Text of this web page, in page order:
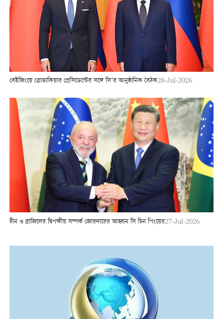
বেইজিংয়ে স্লোভাকিয়ার প্রেসিডেন্টের সঙ্গে সি’র আনুষ্ঠানিক বৈঠক28-Jul-2026
চীন ও ব্রাজিলের দ্বিপক্ষীয় সম্পর্ক জোরদারের আহ্বান সি চিন পিংয়ের27-Jul-2026